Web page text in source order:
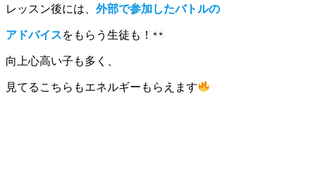
レッスン後には、 外部で参加したバトルの
アドバイスをもらう生徒も！
向上心高い子も多く、
見てるこちらもエネルギーもらえます